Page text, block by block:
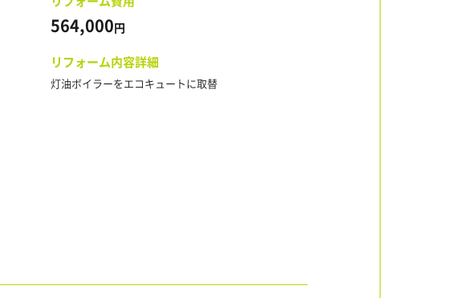
564,000円
リフォーム内容詳細
灯油ボイラーをエコキュートに取替